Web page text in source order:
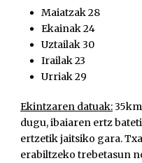
Maiatzak 28
Ekainak 24
Uztailak 30
Irailak 23
Urriak 29
Ekintzaren datuak:
dugu, ibaiaren ertz
ertzetik jaitsiko gara.
erabiltzeko trebetasun